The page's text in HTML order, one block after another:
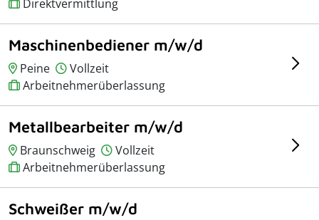
Direktvermittlung
Maschinenbediener m/w/d
Peine
Vollzeit
Arbeitnehmerüberlassung
Metallbearbeiter m/w/d
Braunschweig
Vollzeit
Arbeitnehmerüberlassung
Schweißer m/w/d